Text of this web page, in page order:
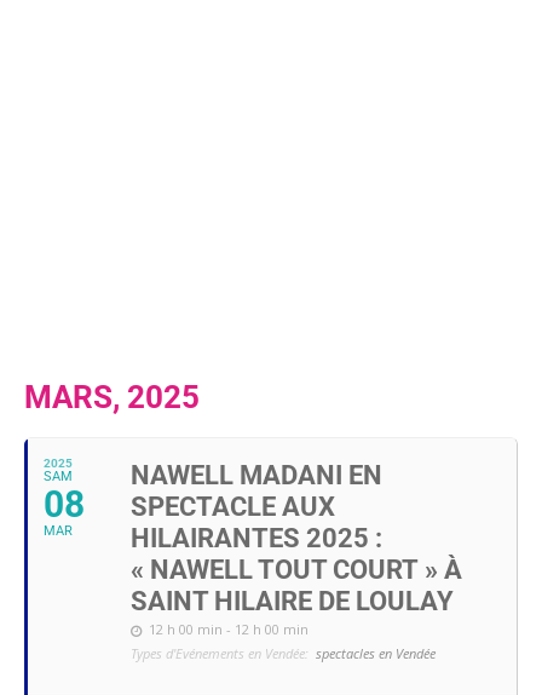
MARS, 2025
2025
SAM
08
MAR
NAWELL MADANI EN
SPECTACLE AUX
HILAIRANTES 2025 :
« NAWELL TOUT COURT » À
SAINT HILAIRE DE LOULAY
12 h 00 min - 12 h 00 min
Types d'Evénements en Vendée: spectacles en Vendée